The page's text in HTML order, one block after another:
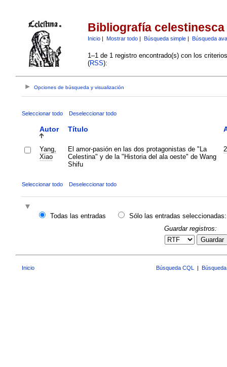
Bibliografía celestinesca
Inicio| Mostrar todo| Búsqueda simple| Búsqueda
1–1 de 1 registro encontrado(s) con los
(RSS):
Opciones de búsqueda y visualización
Seleccionar todo Deseleccionar todo
Autor Título
Yang,
Xiao
El amor-pasión en las dos protagonistas de "La
Celestina" y de la "Historia del ala oeste" de Wang
Shifu
Seleccionar todo Deseleccionar todo
Todas las entradas
Sólo las entradas seleccionadas:
Guardar registros:
Guardar
Inicio Búsqueda CQL